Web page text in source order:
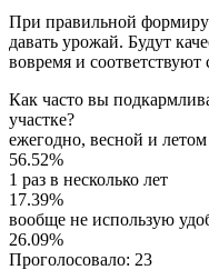
При правильной
давать урожай. Будут
вовремя и соответствуют
Как часто вы
участке?
ежегодно, весной и летом
56.52%
1 раз в несколько лет
17.39%
вообще не использую
26.09%
Проголосовало: 23